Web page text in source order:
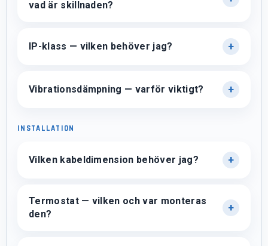
vad är skillnaden?
IP-klass — vilken behöver jag?
Vibrationsdämpning — varför viktigt?
INSTALLATION
Vilken kabeldimension behöver jag?
Termostat — vilken och var monteras
den?